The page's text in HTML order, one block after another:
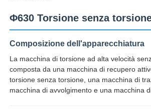
Casa
Prodotti
Φ630 Torsione senza
Composizione dell'apparecchiatura
La macchina di torsione ad alta velocità
composta da una macchina di recupero
torsione senza torsione, una macchina di
macchina di avvolgimento e una macchina